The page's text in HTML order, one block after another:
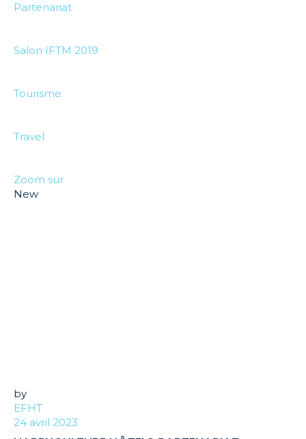
Partenariat
Salon IFTM 2019
Tourisme
Travel
Zoom sur
New
by
EFHT
24 avril 2023